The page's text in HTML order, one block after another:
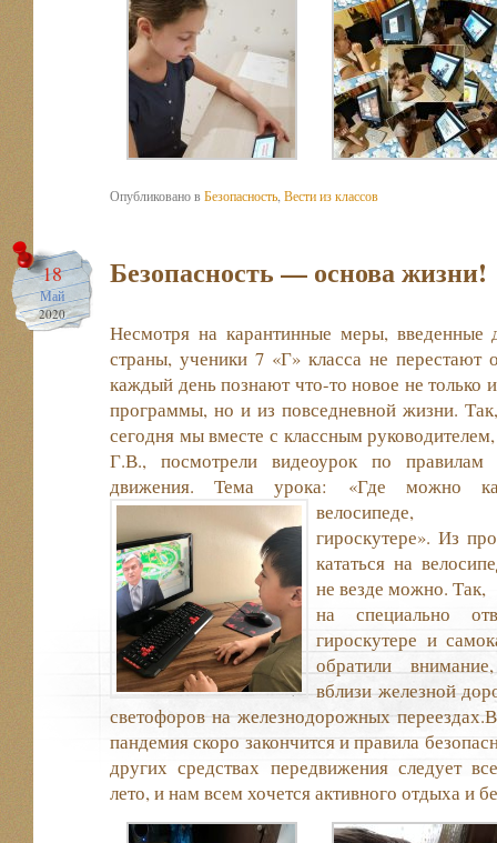
Опубликовано вБезопасность Вести из классов
18
Май
2020
Безопасность — основа жизни!
Несмотря на карантинные меры, введенные
страны, ученики 7 «Г» класса не перестают
каждый день познают что-то новое не только
программы, но и из повседневной жизни.
сегодня мы вместе с классным
Г.В., посмотрели видеоурок по правилам
движения. Тема урока: «Где можно
велосипеде,
гироскутере». Из
кататься на
не везде можно. Так,
на специально
гироскутере и
обратили
вблизи железной
светофоров на железнодорожных
пандемия скоро закончится и правила
других средствах передвижения следует
лето, и нам всем хочется активного отдыха и